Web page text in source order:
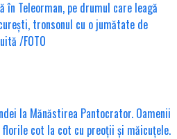
în Teleorman, pe drumul care leagă
tronsonul cu o jumătate de
/FOTO
la Mănăstirea Pantocrator. Oamenii
florile cot la cot cu preoții și măicuțele.